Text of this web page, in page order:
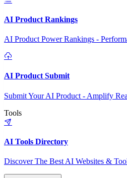
AI Product Rankings
AI Product Power Rankings -
AI Product Submit
Submit Your AI Product - Amplify
Tools
AI Tools Directory
Discover The Best AI Websites &